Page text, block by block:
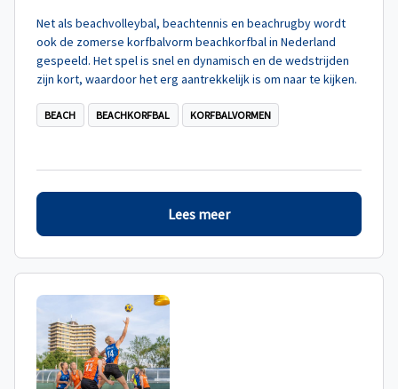
Net als beachvolleybal, beachtennis en beachrugby wordt
ook de zomerse korfbalvorm beachkorfbal in Nederland
gespeeld. Het spel is snel en dynamisch en de wedstrijden
zijn kort, waardoor het erg aantrekkelijk is om naar te kijken.
BEACH BEACHKORFBAL KORFBALVORMEN
Lees meer